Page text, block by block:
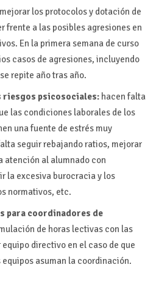
los protocolos y dotación de
frente a las posibles agresiones en
En la primera semana de curso
casos de agresiones, incluyendo
repite año tras año.
riesgos psicosociales:hacen falta
las condiciones laborales de los
una fuente de estrés muy
seguir rebajando ratios, mejorar
atención al alumnado con
la excesiva burocracia y los
normativos, etc.
para coordinadores de
de horas lectivas con las
directivo en el caso de que
equipos asuman la coordinación.